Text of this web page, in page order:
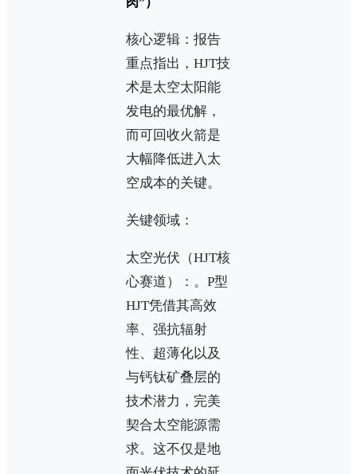
核心逻辑：报告
重点指出，HJT技
术是太空太阳能
发电的最优解，
而可回收火箭是
大幅降低进入太
空成本的关键。
关键领域：
太空光伏（HJT核
心赛道）：。P型
HJT凭借其高效
率、强抗辐射
性、超薄化以及
与钙钛矿叠层的
技术潜力，完美
契合太空能源需
求。这不仅是地